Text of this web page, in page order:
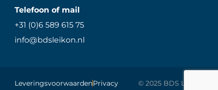
Telefoon of mail
+31 (0)6 589 615 75
info@bdsleikon.nl
LeveringsvoorwaardenPrivacy © 2025 BDS Leikon